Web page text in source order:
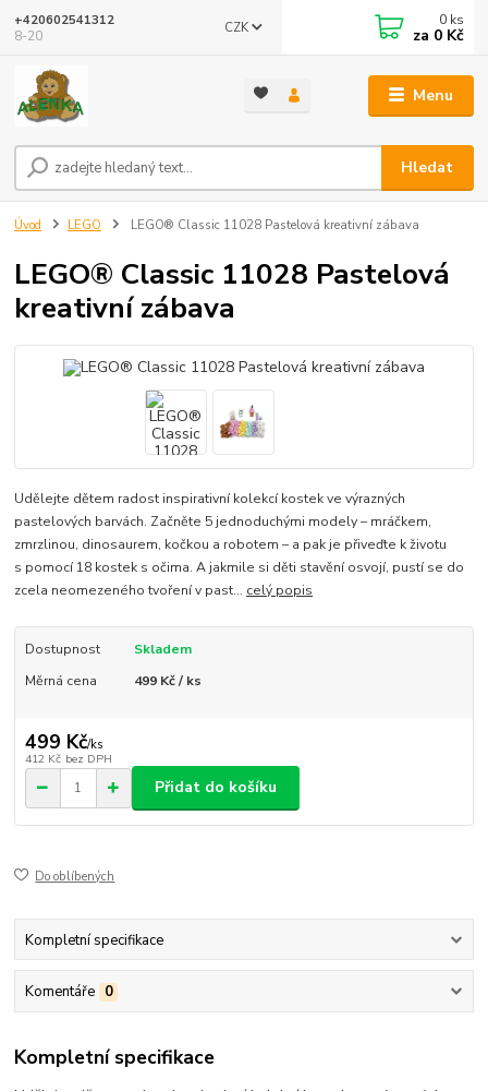
Menu
CZK
Hledat
+420602541312
8-20
0 ks
za 0 Kč
Úvod LEGO LEGO® Classic 11028 Pastelová kreativní zábava
LEGO® Classic 11028 Pastelová
kreativní zábava
Udělejte dětem radost inspirativní kolekcí kostek ve výrazných
pastelových barvách. Začněte 5 jednoduchými modely – mráčkem,
zmrzlinou, dinosaurem, kočkou a robotem – a pak je přiveďte k životu
s pomocí 18 kostek s očima. A jakmile si děti stavění osvojí, pustí se do
zcela neomezeného tvoření v past... celý popis
Dostupnost
Skladem
Měrná cena
499 Kč / ks
499 Kč/ks
412 Kč bez DPH
Přidat do košíku
Do oblíbených
Kompletní specifikace
Komentáře 0
Kompletní specifikace